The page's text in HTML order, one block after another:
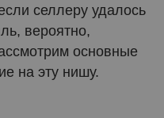
селлеру удалось
вероятно,
основные
на эту нишу.